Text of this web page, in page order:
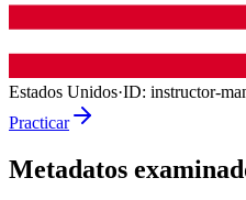
Estados Unidos·ID: instructor-
Practicar
Metadatos